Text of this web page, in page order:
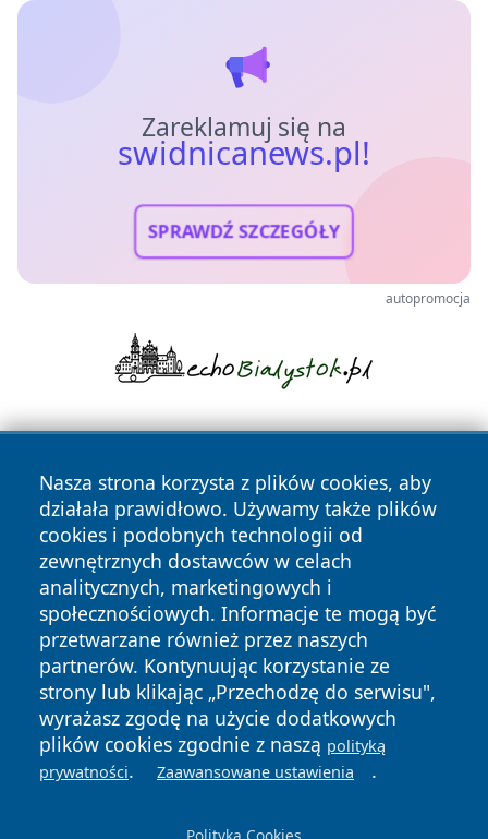
Zareklamuj się na
swidnicanews.pl!
SPRAWDŹ SZCZEGÓŁY
autopromocja
Nasza strona korzysta z plików cookies, aby
działała prawidłowo. Używamy także plików
cookies i podobnych technologii od
zewnętrznych dostawców w celach
analitycznych, marketingowych i
społecznościowych. Informacje te mogą być
przetwarzane również przez naszych
partnerów. Kontynuując korzystanie ze
strony lub klikając „Przechodzę do serwisu",
wyrażasz zgodę na użycie dodatkowych
plików cookies zgodnie z naszą polityką
prywatności. Zaawansowane ustawienia .
Copyright © 2026 swidnicanews.pl Wszystkie prawa
zastrzeżone.
News Autorzy
Polityka
Prywatności
Polityka
Cookies